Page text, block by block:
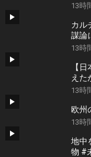
13時
カル
謀論
ル、
13時
【
えた
13時
欧州
13時
地中
物 #